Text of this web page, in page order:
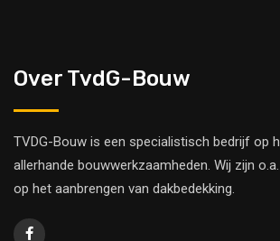
Over TvdG-Bouw
TVDG-Bouw is een specialistisch bedrijf op
allerhande bouwwerkzaamheden. Wij zijn
op het aanbrengen van dakbedekking.